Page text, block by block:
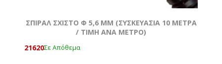
ΣΠΙΡΑΛ ΣΧΙΣΤΟ Φ 5,6 MM (ΣΥΣΚΕΥΑΣΙΑ 10 ΜΕΤΡΑ
/ TIMH ANA METΡΟ)
21620Σε Απόθεμα